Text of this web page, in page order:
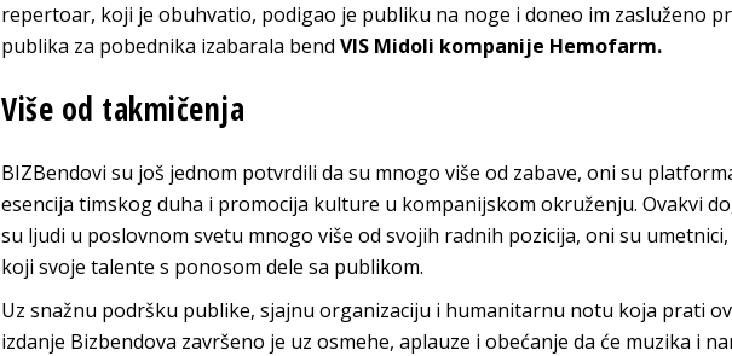
repertoar, koji je obuhvatio, podigao je publiku na noge i doneo im zasluženo
publika za pobednika izabarala bend VIS Midoli kompanije Hemofarm.
Više od takmičenja
BIZBendovi su još jednom potvrdili da su mnogo više od zabave, oni su
esencija timskog duha i promocija kulture u kompanijskom okruženju. Ovakvi
su ljudi u poslovnom svetu mnogo više od svojih radnih pozicija, oni su
koji svoje talente s ponosom dele sa publikom.
Uz snažnu podršku publike, sjajnu organizaciju i humanitarnu notu koja prati
izdanje Bizbendova završeno je uz osmehe, aplauze i obećanje da će muzika i